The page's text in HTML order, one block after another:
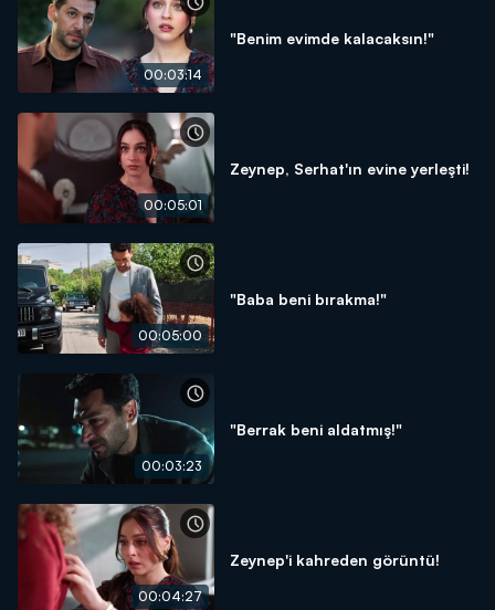
00:03:14
"Benim evimde kalacaksın!"
00:05:01
Zeynep, Serhat'ın evine yerleşti!
00:05:00
"Baba beni bırakma!"
00:03:23
"Berrak beni aldatmış!"
00:04:27
Zeynep'i kahreden görüntü!